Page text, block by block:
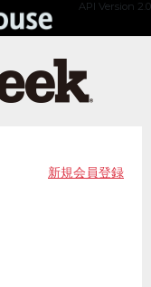
API Version 2.0
新規会員登録